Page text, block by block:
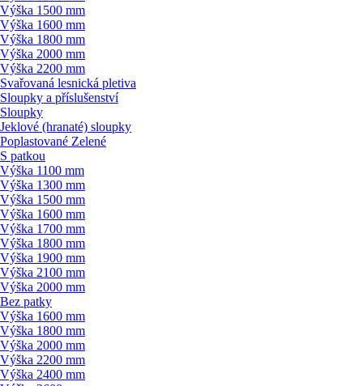
Výška 1500 mm
Výška 1600 mm
Výška 1800 mm
Výška 2000 mm
Výška 2200 mm
Svařovaná lesnická pletiva
Sloupky a příslušenství
Sloupky
Jeklové (hranaté) sloupky
Poplastované Zelené
S patkou
Výška 1100 mm
Výška 1300 mm
Výška 1500 mm
Výška 1600 mm
Výška 1700 mm
Výška 1800 mm
Výška 1900 mm
Výška 2100 mm
Výška 2000 mm
Bez patky
Výška 1600 mm
Výška 1800 mm
Výška 2000 mm
Výška 2200 mm
Výška 2400 mm